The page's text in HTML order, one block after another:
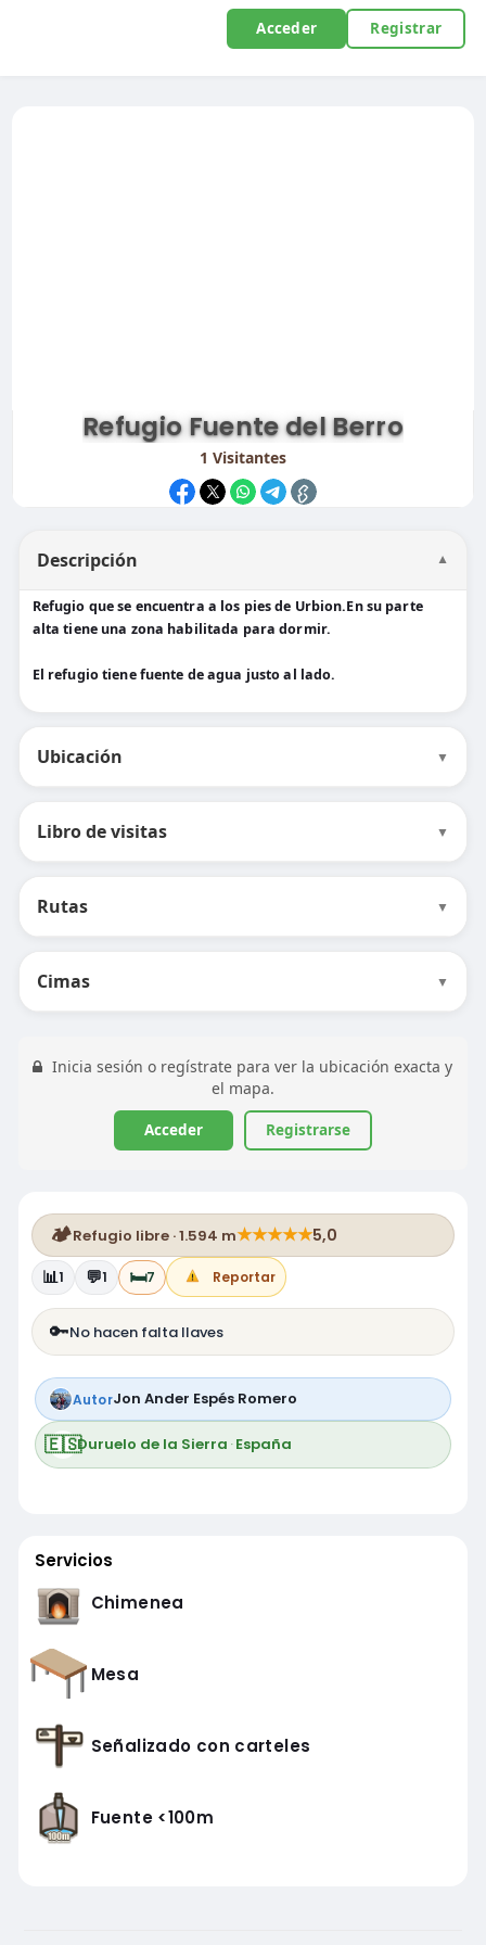
Acceder Registrar
Refugio Fuente del Berro
1 Visitantes
Descripción ▼
Refugio que se encuentra a los pies de Urbion.En su parte
alta tiene una zona habilitada para dormir.
El refugio tiene fuente de agua justo al lado.
Ubicación ▼
Libro de visitas ▼
Rutas ▼
Cimas ▼
Inicia sesión o regístrate para ver la ubicación exacta y
el mapa.
Acceder Registrarse
🏕️Refugio libre · 1.594 m★★★★★5,0
📊1 💬1 🛏️7 Reportar
🔑No hacen falta llaves
AutorJon Ander Espés Romero
🇪🇸Duruelo de la Sierra ·España
Servicios
Chimenea
Mesa
Señalizado con carteles
Fuente <100m